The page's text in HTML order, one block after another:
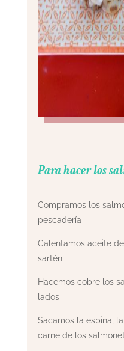
Para hacer los
Compramos los
pescadería
Calentamos aceite
sartén
Hacemos cobre los
lados
Sacamos la espina,
carne de los